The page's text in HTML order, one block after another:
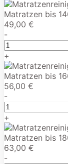
Matratzen bis
49,00 €
-
+
Matratzen bis
56,00 €
-
+
Matratzen bis
63,00 €
-